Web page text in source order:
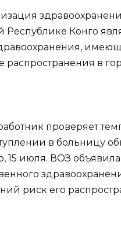
Конго
в
проверяет
в больницу
15 июля. ВОЗ
риск его